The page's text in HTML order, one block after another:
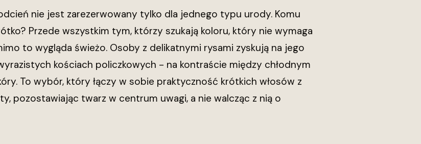
nie jest zarezerwowany tylko dla jednego typu urody. Komu
Przede wszystkim tym, którzy szukają koloru, który nie wymaga
to wygląda świeżo. Osoby z delikatnymi rysami zyskują na jego
kościach policzkowych - na kontraście między chłodnym
To wybór, który łączy w sobie praktyczność krótkich włosów z
pozostawiając twarz w centrum uwagi, a nie walcząc z nią o